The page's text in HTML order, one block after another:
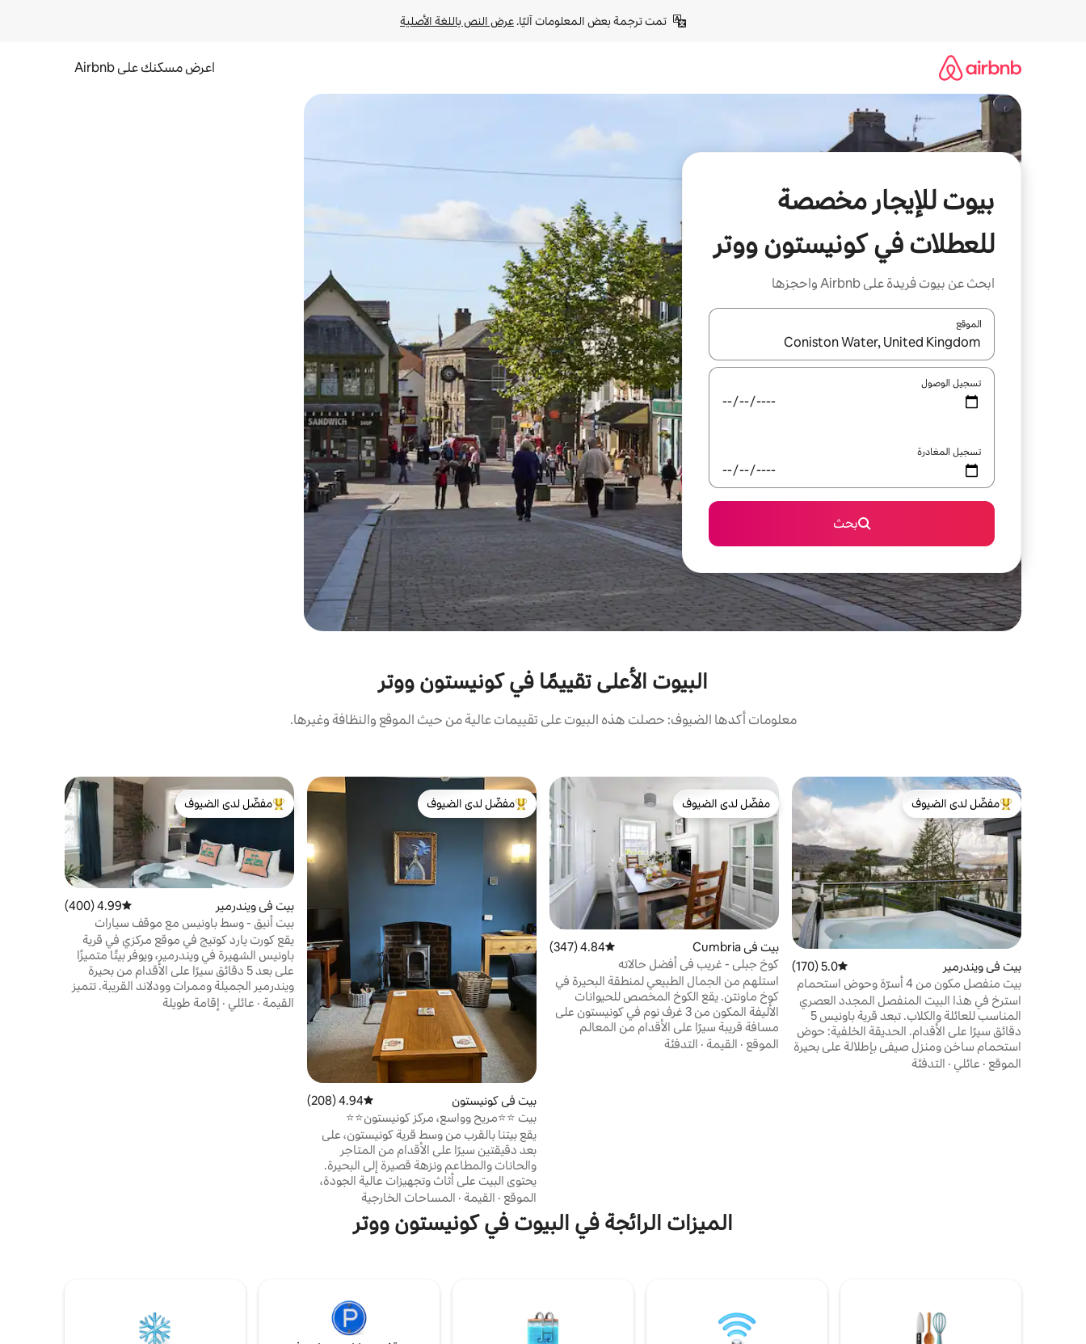
تمت ترجمة بعض المعلومات آليًا. عرض النص باللغة الأصلية
اعرض مسكنك على Airbnb
بيوت للإيجار مخصصة
للعطلات في كونيستون ووتر
ابحث عن بيوت فريدة على Airbnb واحجزها
الموقع
عند توفر النتائج، انتقل باستخدام السهمين لأعلى ولأسفل أو استكشف عن طريق اللمس أو السحب.
تسجيل الوصول
تسجيل المغادرة
بحث
البيوت الأعلى تقييمًا في كونيستون ووتر
معلومات أكدها الضيوف: حصلت هذه البيوت على تقييمات عالية من حيث الموقع والنظافة وغيرها.
من أبرز البيوت المفضّلة لدى الضيوف
مفضّل لدى الضيوف
بيت في ويندرمير متوسط التقييم 5.0 من 5، 170 مراجعات
5.0 (170)
بيت منفصل مكون من 4 أسرّة وحوض استحمام
ساخن وإطلالة على البحيرة - الحيوانات الأليفة
مقبولة
استرخ في هذا البيت المنفصل المجدد العصري
المناسب للعائلة والكلاب. تبعد قرية باونيس 5
دقائق سيرًا على الأقدام. الحديقة الخلفية: حوض
استحمام ساخن ومنزل صيفي بإطلالة على بحيرة
ويندرمير. شرفة من الصالة مع شواء ومنطقة
الموقع · عائلي · التدفئة
مفضّل لدى الضيوف
مفضّل لدى الضيوف
بيت في Cumbria متوسط التقييم 4.84 من 5، 347 مراجعات
4.84 (347)
كوخ جبلي - غريب في أفضل حالاته
استلهم من الجمال الطبيعي لمنطقة البحيرة في
كوخ ماونتن. يقع الكوخ المخصص للحيوانات
الأليفة المكون من 3 غرف نوم في كونيستون على
مسافة قريبة سيرًا على الأقدام من المعالم
السياحية المحلية والمحلات التجارية ومياه
الموقع · القيمة · التدفئة
من أبرز البيوت المفضّلة لدى الضيوف
مفضّل لدى الضيوف
بيت في كونيستون متوسط التقييم 4.94 من 5، 208 مراجعات
4.94 (208)
بيت ⭐️⭐️مريح وواسع، مركز كونيستون⭐️⭐️
يقع بيتنا بالقرب من وسط قرية كونيستون، على
بعد دقيقتين سيرًا على الأقدام من المتاجر
والحانات والمطاعم ونزهة قصيرة إلى البحيرة.
يحتوي البيت على أثاث وتجهيزات عالية الجودة،
وقد استغرقنا وقتًا في كل شيء، وموقد حرق
الخشب، والأسرّة المريحة والمطبخ العصري
المجهز تجهيزًا جيدًا. هناك مناظر طبيعية جميلة
في جميع الأنحاء وبعض الزجاج الرصاصي الفريد
الموقع · القيمة · المساحات الخارجية
من أبرز البيوت المفضّلة لدى الضيوف
مفضّل لدى الضيوف
بيت في ويندرمير متوسط التقييم 4.99 من 5، 400 مراجعات
4.99 (400)
بيت أنيق - وسط باونيس مع موقف سيارات
يقع كورت يارد كوتيج في موقع مركزي في قرية
باونيس الشهيرة في ويندرمير، ويوفر بيتًا متميزًا
على بعد 5 دقائق سيرًا على الأقدام من بحيرة
ويندرمير الجميلة وممرات وودلاند القريبة. تتميز
باونيس بثقافة مقاهي نابضة بالحياة، ومجموعة
واسعة من المطاعم والبارات والمتاجر الصغيرة
القيمة · عائلي · إقامة طويلة
الميزات الرائجة في البيوت في كونيستون ووتر